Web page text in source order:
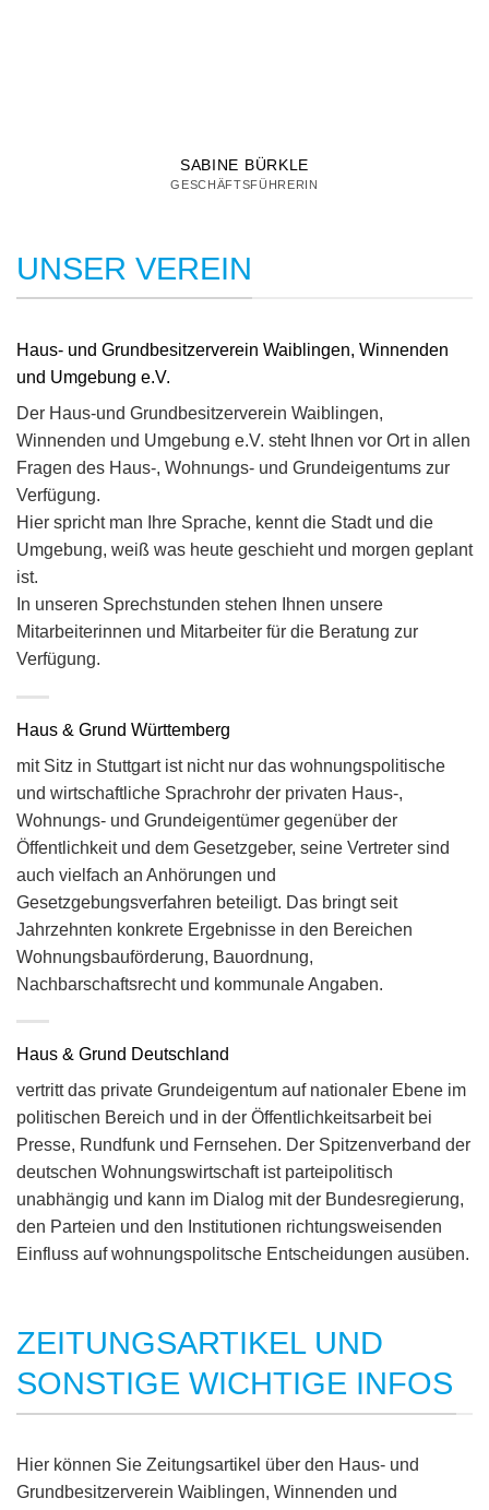
SABINE BÜRKLE
GESCHÄFTSFÜHRERIN
UNSER VEREIN
Haus- und Grundbesitzerverein Waiblingen, Winnenden
und Umgebung e.V.
Der Haus-und Grundbesitzerverein Waiblingen,
Winnenden und Umgebung e.V. steht Ihnen vor Ort in allen
Fragen des Haus-, Wohnungs- und Grundeigentums zur
Verfügung.
Hier spricht man Ihre Sprache, kennt die Stadt und die
Umgebung, weiß was heute geschieht und morgen geplant
ist.
In unseren Sprechstunden stehen Ihnen unsere
Mitarbeiterinnen und Mitarbeiter für die Beratung zur
Verfügung.
Haus & Grund Württemberg
mit Sitz in Stuttgart ist nicht nur das wohnungspolitische
und wirtschaftliche Sprachrohr der privaten Haus-,
Wohnungs- und Grundeigentümer gegenüber der
Öffentlichkeit und dem Gesetzgeber, seine Vertreter sind
auch vielfach an Anhörungen und
Gesetzgebungsverfahren beteiligt. Das bringt seit
Jahrzehnten konkrete Ergebnisse in den Bereichen
Wohnungsbauförderung, Bauordnung,
Nachbarschaftsrecht und kommunale Angaben.
Haus & Grund Deutschland
vertritt das private Grundeigentum auf nationaler Ebene im
politischen Bereich und in der Öffentlichkeitsarbeit bei
Presse, Rundfunk und Fernsehen. Der Spitzenverband der
deutschen Wohnungswirtschaft ist parteipolitisch
unabhängig und kann im Dialog mit der Bundesregierung,
den Parteien und den Institutionen richtungsweisenden
Einfluss auf wohnungspolitsche Entscheidungen ausüben.
ZEITUNGSARTIKEL UND
SONSTIGE WICHTIGE INFOS
Hier können Sie Zeitungsartikel über den Haus- und
Grundbesitzerverein Waiblingen, Winnenden und